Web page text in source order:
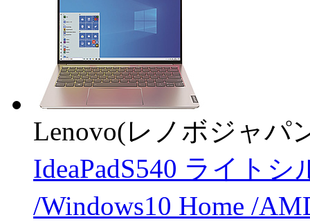
Lenovo(レノボジャパ
IdeaPadS540 ライトシ
/Windows10 Home /